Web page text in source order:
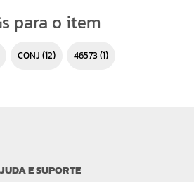
para o item
CONJ (12) 46573(1)
E SUPORTE